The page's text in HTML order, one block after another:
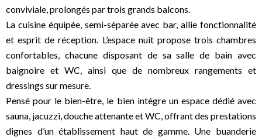
conviviale, prolongés par trois grands balcons.
La cuisine équipée, semi-séparée avec bar, allie fonctionnalité
et esprit de réception. L’espace nuit propose trois chambres
confortables, chacune disposant de sa salle de bain avec
baignoire et WC, ainsi que de nombreux rangements et
dressings sur mesure.
Pensé pour le bien-être, le bien intègre un espace dédié avec
sauna, jacuzzi, douche attenante et WC, offrant des prestations
dignes d’un établissement haut de gamme. Une buanderie